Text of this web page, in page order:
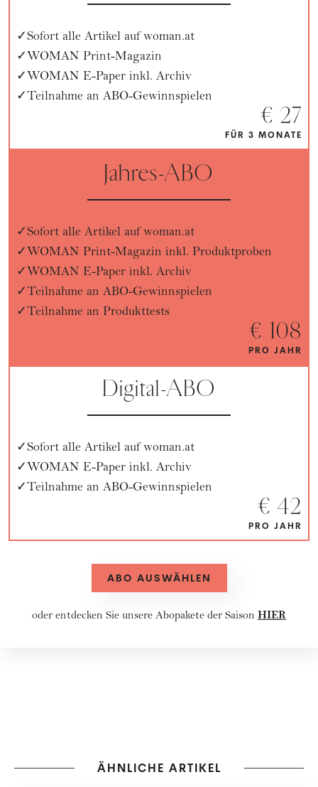
Sofort alle Artikel auf woman.at
WOMAN Print-Magazin
WOMAN E-Paper inkl. Archiv
Teilnahme an ABO-Gewinnspielen
€ 27
FÜR 3 MONATE
Jahres-ABO
Sofort alle Artikel auf woman.at
WOMAN Print-Magazin inkl. Produktproben
WOMAN E-Paper inkl. Archiv
Teilnahme an ABO-Gewinnspielen
Teilnahme an Produkttests
€ 108
PRO JAHR
Digital-ABO
Sofort alle Artikel auf woman.at
WOMAN E-Paper inkl. Archiv
Teilnahme an ABO-Gewinnspielen
€ 42
PRO JAHR
ABO AUSWÄHLEN
oder entdecken Sie unsere Abopakete der Saison HIER
ÄHNLICHE ARTIKEL